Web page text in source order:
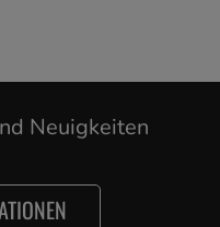
Neuigkeiten